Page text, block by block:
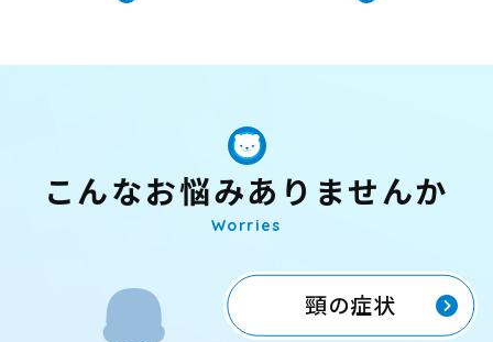
こんなお悩みありませんか
Worries
頸の症状